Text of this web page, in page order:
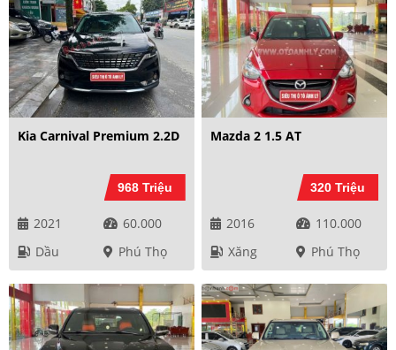
Kia Carnival Premium 2.2D
968 Triệu
2021
60.000
Dầu
Phú Thọ
Mazda 2 1.5 AT
320 Triệu
2016
110.000
Xăng
Phú Thọ